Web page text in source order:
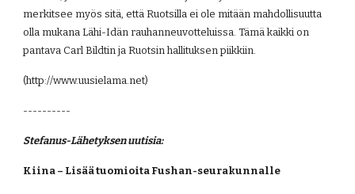
merkitsee myös sitä, että Ruotsilla ei ole mitään mahdollisuutta
olla mukana Lähi-Idän rauhanneuvotteluissa. Tämä kaikki on
pantava Carl Bildtin ja Ruotsin hallituksen piikkiin.
(http://www.uusielama.net)
----------
Stefanus-Lähetyksen uutisia:
Kiina – Lisää tuomioita Fushan-seurakunnalle